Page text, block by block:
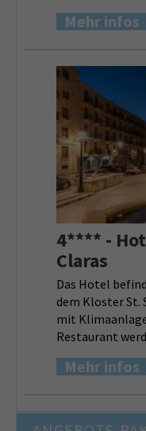
Mehr infos
4**** -
Claras
Das Hotel
dem Kloster St.
mit
Restaurant
Mehr infos